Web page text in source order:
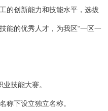
的创新能力和技能水平，选拔
能的优秀人才，为我区“一区一
业技能大赛。
称下设立独立名称。